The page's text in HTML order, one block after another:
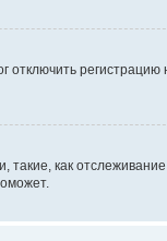
регистрацию
такие, как